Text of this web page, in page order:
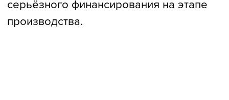
Основатели
Банды умников —